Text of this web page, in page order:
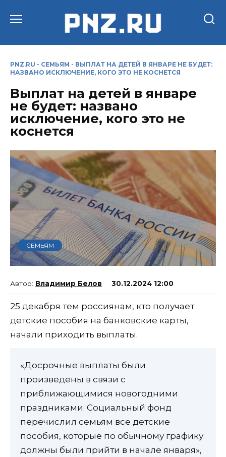
PNZ.RU - СЕМЬЯМ - ВЫПЛАТ НА ДЕТЕЙ В ЯНВАРЕ НЕ БУДЕТ:
НАЗВАНО ИСКЛЮЧЕНИЕ, КОГО ЭТО НЕ КОСНЕТСЯ
Выплат на детей в январе
не будет: названо
исключение, кого это не
коснется
СЕМЬЯМ
Владимир Белов 30.12.2024 12:00
25 декабря тем россиянам, кто получает
детские пособия на банковские карты,
начали приходить выплаты.
«Досрочные выплаты были
произведены в связи с
приближающимися новогодними
праздниками. Социальный фонд
перечислил семьям все детские
пособия, которые по обычному графику
должны были прийти в начале января»,